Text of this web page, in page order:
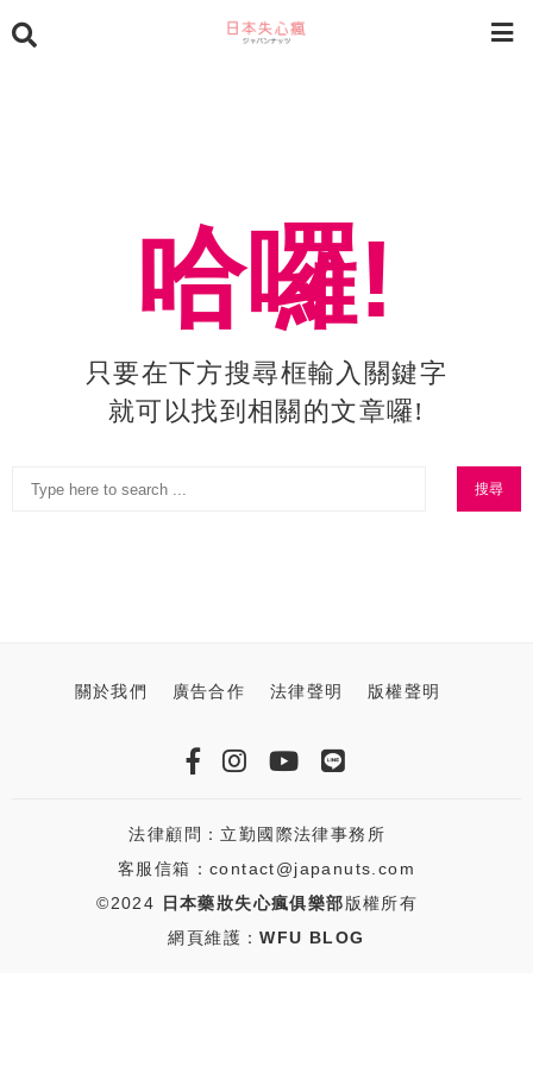
哈囉!
只要在下方搜尋框輸入關鍵字
就可以找到相關的文章囉!
關於我們 廣告合作 法律聲明 版權聲明
法律顧問：立勤國際法律事務所
客服信箱：contact@japanuts.com
©2024
日本藥妝失心瘋俱樂部版權所有
網頁維護：WFU BLOG